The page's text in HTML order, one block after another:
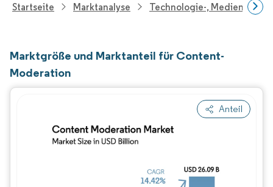
Startseite Marktanalyse Technologie-, Medien- Und
Marktgröße und Marktanteil für Content-
Moderation
Anteil